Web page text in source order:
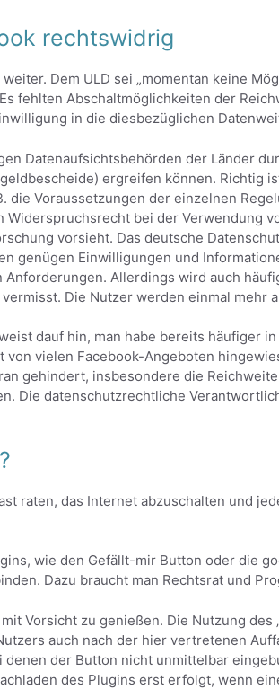
rechtswidrig
Dem ULD sei „momentan keine
fehlten Abschaltmöglichkeiten der
in die diesbezüglichen
Datenaufsichtsbehörden der Länder
ergreifen können. Richtig
die Voraussetzungen der einzelnen
Widerspruchsrecht bei der Verwendung
vorsieht. Das deutsche
genügen Einwilligungen und
Allerdings wird auch
vermisst. Die Nutzer werden einmal mehr
dauf hin, man habe bereits häufiger
vielen Facebook-Angeboten
gehindert, insbesondere die
Die datenschutzrechtliche
raten, das Internet abzuschalten und
wie den Gefällt-mir Button oder die
Dazu braucht man Rechtsrat und
Vorsicht zu genießen. Die Nutzung des
auch nach der hier vertretenen
denen der Button nicht unmittelbar
des Plugins erst erfolgt, wenn